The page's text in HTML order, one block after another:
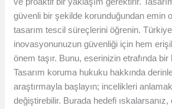
güvenli bir şekilde korunduğundan emin
tasarım tescil süreçlerini öğrenin.
inovasyonunuzun güvenliği için hem
önem taşır. Bunu, eserinizin etrafında
Tasarım koruma hukuku hakkında
araştırmayla başlayın; incelikleri
değiştirebilir. Burada hedefi ıskalarsanız,